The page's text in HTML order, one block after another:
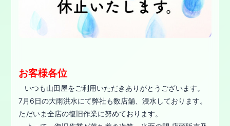
お客様各位
いつも山田屋をご利用いただきありがとうございます。
7月6日の大雨洪水にて弊社も数店舗、浸水しております。
ただいま全店の復旧作業に努めております。